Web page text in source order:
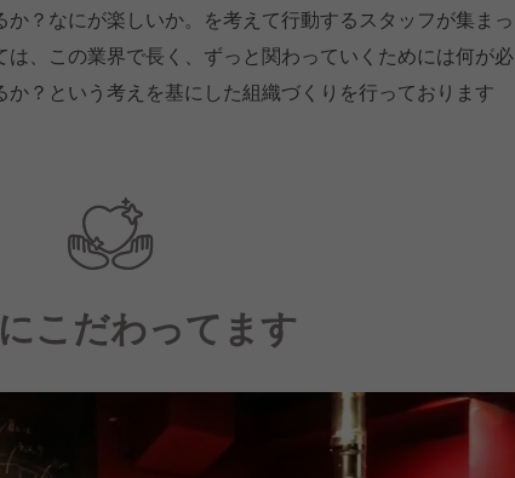
？なにが楽しいか。を考えて行動するスタッフが集まっ
、この業界で長く、ずっと関わっていくためには何が必
？という考えを基にした組織づくりを行っております
こだわってます